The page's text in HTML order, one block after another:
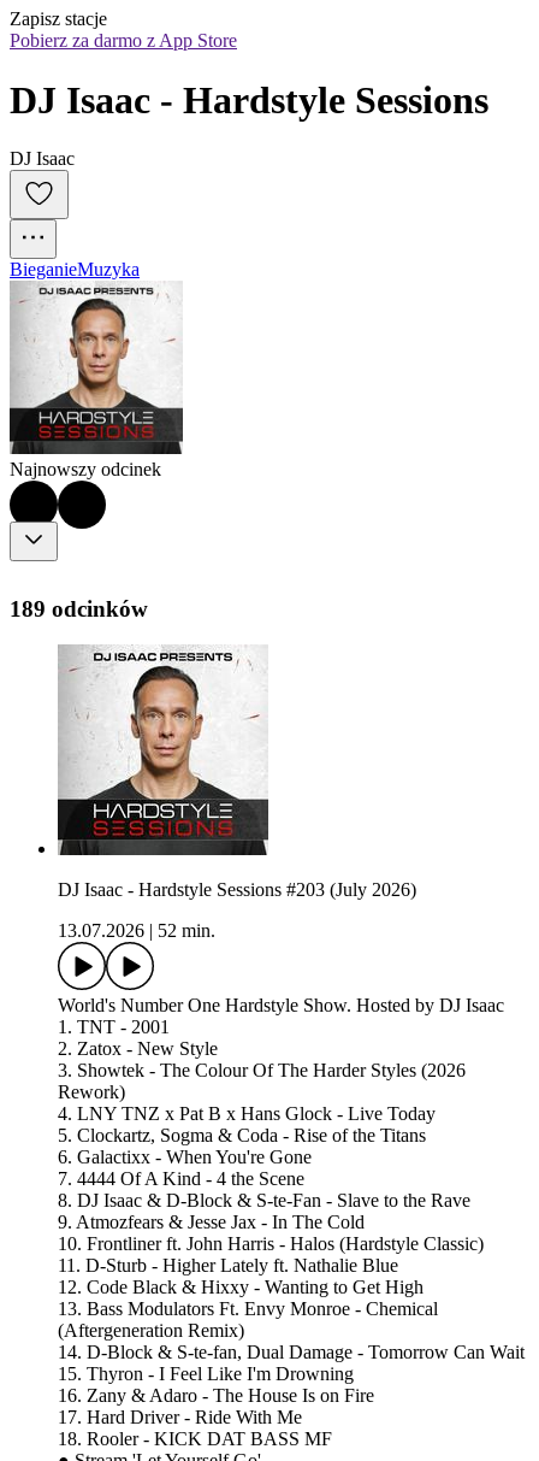
Zapisz stacje
Pobierz za darmo z App Store
DJ Isaac - Hardstyle Sessions
DJ Isaac
BieganieMuzyka
Najnowszy odcinek
189 odcinków
DJ Isaac - Hardstyle Sessions #203 (July 2026)
13.07.2026
52 min.
World's Number One Hardstyle Show. Hosted by DJ Isaac
1. TNT - 2001
2. Zatox - New Style
3. Showtek - The Colour Of The Harder Styles (2026
Rework)
4. LNY TNZ x Pat B x Hans Glock - Live Today
5. Clockartz, Sogma & Coda - Rise of the Titans
6. Galactixx - When You're Gone
7. 4444 Of A Kind - 4 the Scene
8. DJ Isaac & D-Block & S-te-Fan - Slave to the Rave
9. Atmozfears & Jesse Jax - In The Cold
10. Frontliner ft. John Harris - Halos (Hardstyle Classic)
11. D-Sturb - Higher Lately ft. Nathalie Blue
12. Code Black & Hixxy - Wanting to Get High
13. Bass Modulators Ft. Envy Monroe - Chemical
(Aftergeneration Remix)
14. D-Block & S-te-fan, Dual Damage - Tomorrow Can Wait
15. Thyron - I Feel Like I'm Drowning
16. Zany & Adaro - The House Is on Fire
17. Hard Driver - Ride With Me
18. Rooler - KICK DAT BASS MF